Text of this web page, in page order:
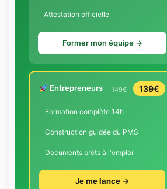
Attestation officielle
Former mon équipe →
Entrepreneurs 149€ 139€
Formation complète 14h
Construction guidée du PMS
Documents prêts à l'emploi
Je me lance →